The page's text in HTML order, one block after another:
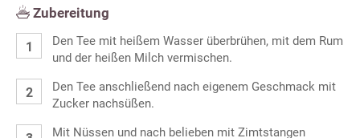
Zubereitung
Den Tee mit heißem Wasser überbrühen, mit dem Rum
und der heißen Milch vermischen.
Den Tee anschließend nach eigenem Geschmack mit
Zucker nachsüßen.
Mit Nüssen und nach belieben mit Zimtstangen